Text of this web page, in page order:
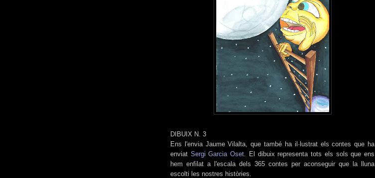
DIBUIX N. 3
Ens l'envia Jaume Vilalta, que també ha il·lustrat els contes que ha
enviat Sergi Garcia Oset . El dibuix representa tots els sols que ens
hem enfilat a l'escala dels 365 contes per aconseguir que la lluna
escolti les nostres històries.